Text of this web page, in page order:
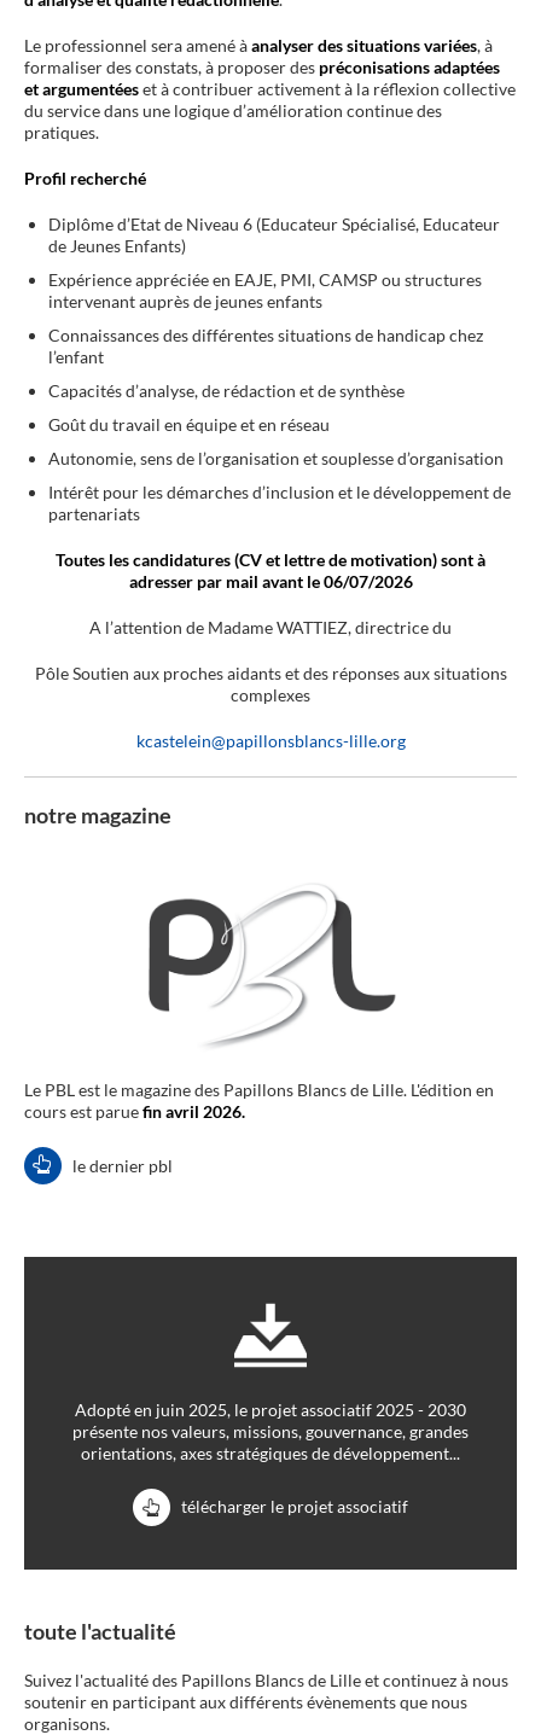
Le professionnel sera amené àanalyser des situations variées, à
formaliser des constats, à proposer des préconisations adaptées
et argumentéeset à contribuer activement à la réflexion collective
du service dans une logique d’amélioration continue des
pratiques.
Profil recherché
Diplôme d’Etat de Niveau 6 (Educateur Spécialisé, Educateur
de Jeunes Enfants)
Expérience appréciée en EAJE, PMI, CAMSP ou structures
intervenant auprès de jeunes enfants
Connaissances des différentes situations de handicap chez
l’enfant
Capacités d’analyse, de rédaction et de synthèse
Goût du travail en équipe et en réseau
Autonomie, sens de l’organisation et souplesse d’organisation
Intérêt pour les démarches d’inclusion et le développement de
partenariats
Toutes les candidatures (CV et lettre de motivation) sont à
adresser par mail avant le 06/07/2026
A l’attention de Madame WATTIEZ, directrice du
Pôle Soutien aux proches aidants et des réponses aux situations
complexes
kcastelein@papillonsblancs-lille.org
notre magazine
Le PBL est le magazine des Papillons Blancs de Lille. L'édition en
cours est paruefin avril 2026.
le dernier pbl
Adopté en juin 2025, le projet associatif 2025 - 2030
présente nos valeurs, missions, gouvernance, grandes
orientations, axes stratégiques de développement...
télécharger le projet associatif
toute l'actualité
Suivez l'actualité des Papillons Blancs de Lille et continuez à nous
soutenir en participant aux différents évènements que nous
organisons.